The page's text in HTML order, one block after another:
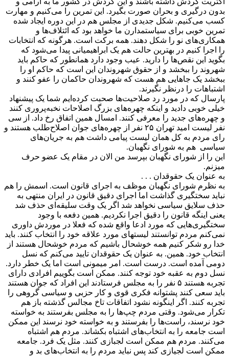
بدون درگیری و بحران صورت بگیرد. این تمرین را می‌کنیم و مهارت
کسب می‌کنیم. شکل جدیدی از مجلس هم در این دوره ایجاد شده
تمرین خوبی برای سیاستمدارن ما خواهد بود که ائتلاف‌ها و
همکاری‌های نو را شکل دهند. همه برکت است. هرگونه که انتخابات
را اجرا کنیم در بهترین حالت هم یک ابراهیمیانی پیدا می‌شود که
بگوید این نقص‌ها را دارید. عیب وجود دارد همانطور که حاکم باید
شهروند را ببخشد و از حقوق شهروندان این است که حاکم او را
ببخشد یک جاهایی هم هست که شهروندان حاکمان را عفو کنند و
اشتباهات را درنظر نگیرند.
پارسال که در مورد رد ‌صلاحیت‌ها صحبت کرده‌ایم شما یک پیشنهاد
خیلی خوبی دادید و اینکه چهره‌های بزرگ اصلاحات نخبه‌پروری کنند
و چهره‌های جدید را معرفی کنند. امسال همین اتفاق رخ داد. از سی
نفر لیست امید تهران ٢۵ نفر از چهره‌های جوان اصلاح‌طلب هستند و
رای مردم به کل همان لیست پیامی داشت هم به جریان‌های
سیاسی هم به شورای نگهبان.
این را از شورای نگهبان بپرسد من الان در مقام یک عضو حرف
میزنم.
به عنوان یک حقوقدان . . .
به نظرم شورای نگهبان موظف به اجرای قانون است. اسمش را هم
نباید سختگیری گذاشت اما اجرای دقیق قانون در ایران منتهی به
حذف سلایق سیاسی نخواهد شد اگر یک وقت سلیقه‌ای حذف شد
یعنی اینگه قانون را دقیق اجرا نکردیم. همین دفعه با وجود
سختگیری‌هایی که مورد ادعا واقع شده که فعلا در موردش داوری
نمی‌کنم مردم توانستند لیستهای مورد علاقه خود را انتخاب کنند. باید
خدا رو شکر کنیم همه خوشحال باشیم که مردم خوشحال هستند از
انتخاب خود. همین. به عنوان یک حقوقدان تایید می‌کنم که نسل
دومی آمده است. درست است. امر میمونی است اما یک خطر دارد.
نسل دوم به عقبه خود توجه کنند. ممکن است بگوییم افرادی دارای
تجربه هستند ۵ نفر را به مجلس فرستادند این افراد که جوان هستند
باید سعی کنند پشتوانه فکری قوی و کار حزبی و سیاسی گروهی را
تجربه کنند. اگر اینگونه نشود اتفاقات تاخ مجالس گذشته باز هم
تکرار می‌شود. وقتی مردم چپ‌ها را به مجلس بفرستند به خواسته
خود نرسند، راست‌ها را بفرستند و به خواسته خود نرسند این ممکن
است جامعه را به انتخاب‌های اشتباه بکشاند. مردم هم اشتباه
می‌کنند. مردم هم ممکن است لجبازی کنند. مثل یک فرد. جامعه
ممکن است لجیازی کند پس نباید مردم را به انتخاب‌های بد و